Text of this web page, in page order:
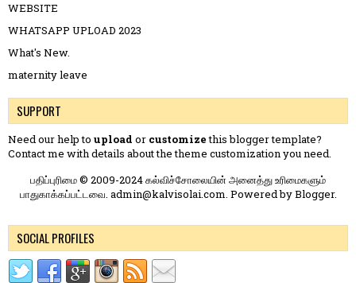
WEBSITE
WHATSAPP UPLOAD 2023
What's New.
maternity leave
SUPPORT
Need our help to upload or customizethis blogger template?
Contact me with details about the theme customization you need.
பதிப்புரிமை © 2009-2024 கல்விச்சோலையின் அனைத்து உரிமைகளும்
பாதுகாக்கப்பட்டவை. admin@kalvisolai.com. Powered byBlogger.
SOCIAL PROFILES